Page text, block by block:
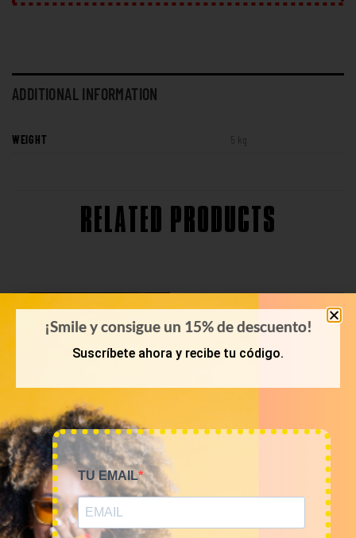
ADDITIONAL INFORMATION
WEIGHT 5 kg
RELATED PRODUCTS
KILOS
Mix vestidos vintage
KILOS
Mix shorts vintage 12€/kg
¡Smile y consigue un 15% de descuento!
Suscríbete ahora y recibe tu código.
TU EMAIL